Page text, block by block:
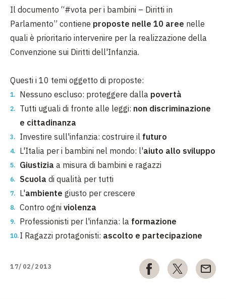
Il documento “#vota per i bambini – Diritti in
Parlamento” contiene proposte nelle 10 aree nelle
quali è prioritario intervenire per la realizzazione della
Convenzione sui Diritti dell'Infanzia.
Questi i 10 temi oggetto di proposte:
Nessuno escluso: proteggere dalla povertà
Tutti uguali di fronte alle leggi: non discriminazione
e cittadinanza
Investire sull'infanzia: costruire il futuro
L'Italia per i bambini nel mondo: l'aiuto allo sviluppo
Giustizia a misura di bambini e ragazzi
Scuola di qualità per tutti
L'ambiente giusto per crescere
Contro ogni violenza
Professionisti per l'infanzia: la formazione
I Ragazzi protagonisti: ascolto e partecipazione
17/02/2013